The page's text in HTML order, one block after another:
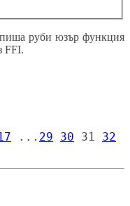
руби юзър функция
FFI.
... 29 30 31
32